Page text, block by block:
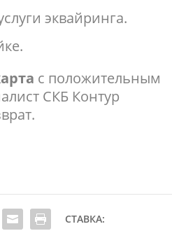
эквайринга.
с положительным
СКБ Контур
СТАВКА: